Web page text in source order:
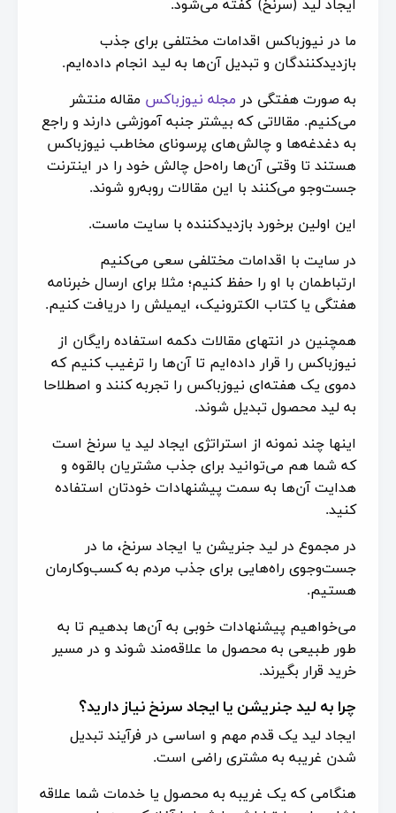
ایجاد لید (سرنخ) گفته می‌شود.
ما در نیوزباکس اقدامات مختلفی برای جذب
بازدیدکنندگان و تبدیل آن‌ها به لید انجام داده‌ایم.
به صورت هفتگی در مجله نیوزباکس مقاله منتشر
می‌کنیم. مقالاتی که بیشتر جنبه آموزشی دارند و راجع
به دغدغه‌ها و چالش‌های پرسونای مخاطب نیوزباکس
هستند تا وقتی آن‌ها راه‌حل چالش خود را در اینترنت
جست‌وجو می‌کنند با این مقالات روبه‌رو شوند.
این اولین برخورد بازدیدکننده با سایت ماست.
در سایت با اقدامات مختلفی سعی می‌کنیم
ارتباطمان با او را حفظ کنیم؛ مثلا برای ارسال خبرنامه
هفتگی یا کتاب الکترونیک، ایمیلش را دریافت کنیم.
همچنین در انتهای مقالات دکمه استفاده رایگان از
نیوزباکس را قرار داده‌ایم تا آن‌ها را ترغیب کنیم که
دموی یک هفته‌ای نیوزباکس را تجربه کنند و اصطلاحا
به لید محصول تبدیل شوند.
اینها چند نمونه از استراتژی ایجاد لید یا سرنخ است
که شما هم می‌توانید برای جذب مشتریان بالقوه و
هدایت آن‌ها به سمت پیشنهادات خودتان استفاده
کنید.
در مجموع در لید جنریشن یا ایجاد سرنخ، ما در
جست‌وجوی راه‌هایی برای جذب مردم به کسب‌وکارمان
هستیم.
می‌خواهیم پیشنهادات خوبی به آن‌ها بدهیم تا به
طور طبیعی به محصول ما علاقه‌مند شوند و در مسیر
خرید قرار بگیرند.
چرا به لید جنریشن یا ایجاد سرنخ نیاز دارید؟
ایجاد لید یک قدم مهم و اساسی در فرآیند تبدیل
شدن غریبه به مشتری راضی است.
هنگامی که یک غریبه به محصول یا خدمات شما علاقه